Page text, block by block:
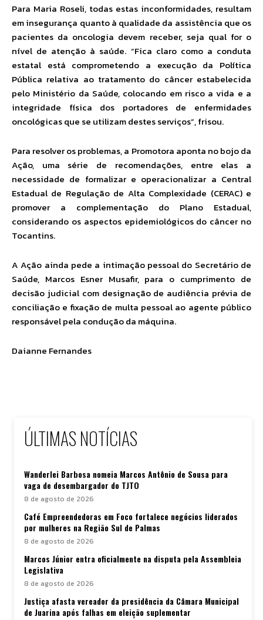
Para Maria Roseli, todas estas inconformidades, resultam
em insegurança quanto à qualidade da assistência que os
pacientes da oncologia devem receber, seja qual for o
nível de atenção à saúde. “Fica claro como a conduta
estatal está comprometendo a execução da Política
Pública relativa ao tratamento do câncer estabelecida
pelo Ministério da Saúde, colocando em risco a vida e a
integridade física dos portadores de enfermidades
oncológicas que se utilizam destes serviços”, frisou.
Para resolver os problemas, a Promotora aponta no bojo da
Ação, uma série de recomendações, entre elas a
necessidade de formalizar e operacionalizar a Central
Estadual de Regulação de Alta Complexidade (CERAC) e
promover a complementação do Plano Estadual,
considerando os aspectos epidemiológicos do câncer no
Tocantins.
A Ação ainda pede a intimação pessoal do Secretário de
Saúde, Marcos Esner Musafir, para o cumprimento de
decisão judicial com designação de audiência prévia de
conciliação e fixação de multa pessoal ao agente público
responsável pela condução da máquina.
Daianne Fernandes
ÚLTIMAS NOTÍCIAS
Wanderlei Barbosa nomeia Marcos Antônio de Sousa para
vaga de desembargador do TJTO
8 de agosto de 2026
Café Empreendedoras em Foco fortalece negócios liderados
por mulheres na Região Sul de Palmas
8 de agosto de 2026
Marcos Júnior entra oficialmente na disputa pela Assembleia
Legislativa
8 de agosto de 2026
Justiça afasta vereador da presidência da Câmara Municipal
de Juarina após falhas em eleição suplementar